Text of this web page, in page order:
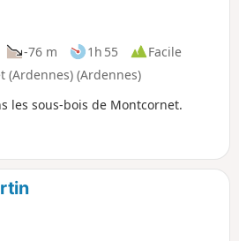
-76 m 1h 55
Facile
(Ardennes) (Ardennes)
les sous-bois de Montcornet.